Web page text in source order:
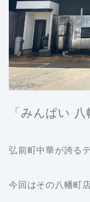
「みんぱい 八
弘前町中華が誇る
今回はその八幡町